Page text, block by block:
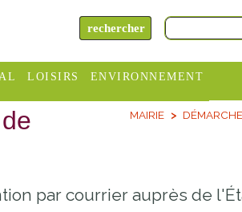
LOISIRS
de
ENVIRONNEMENT
Horaires
incitative
MAIRIE
par courrier auprès de